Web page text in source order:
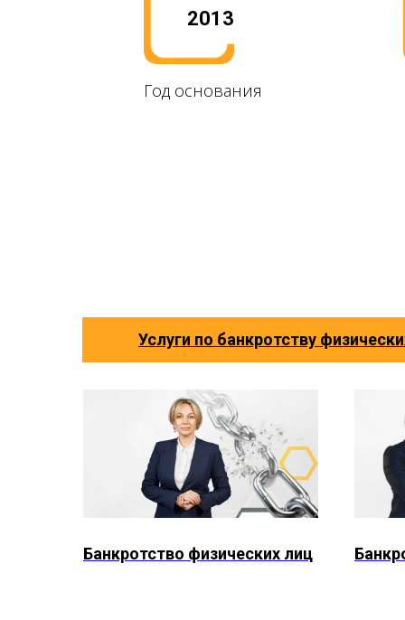
2013
Год основания
Услуги по банкротству
Банкротство физических лиц